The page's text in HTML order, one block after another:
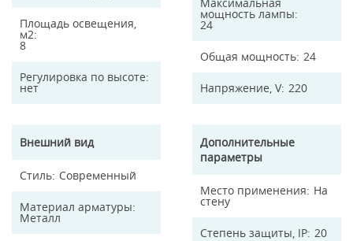
Площадь освещения,
м2
8
Регулировка по высоте
нет
Внешний вид
Стиль Современный
Материал арматуры
Металл
мощность лампы
24
Общая мощность 24
Напряжение, V 220
Дополнительные
параметры
Место применения На
стену
Степень защиты, IP 20